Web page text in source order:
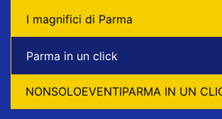
I magnifici di Parma
Parma in un click
NONSOLOEVENTIPARMA IN UN